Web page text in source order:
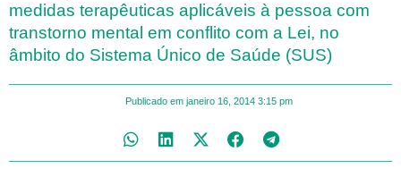
medidas terapêuticas aplicáveis à pessoa com
transtorno mental em conflito com a Lei, no
âmbito do Sistema Único de Saúde (SUS)
Publicado em janeiro 16, 2014 3:15 pm